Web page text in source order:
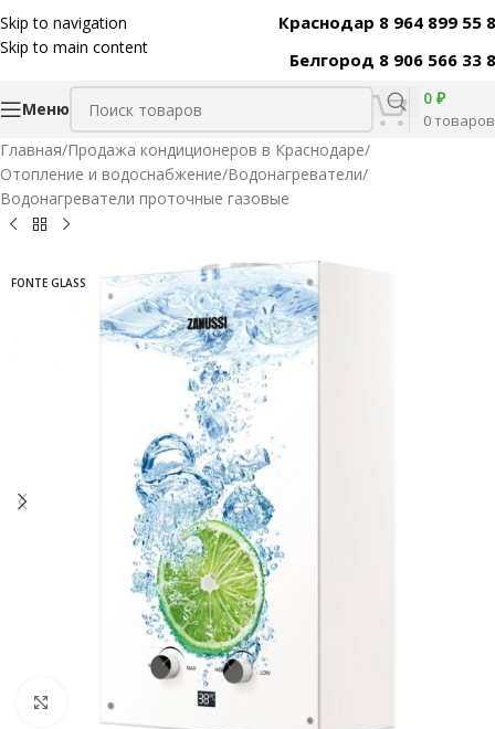
Skip to navigation
Skip to main content
Краснодар 8 964 899 55
Белгород 8 906 566 33
Меню
0товаров
0 ₽
Главная/Продажа кондиционеров в Краснодаре/
Отопление и водоснабжение/Водонагреватели/
Водонагреватели проточные газовые
Код товара:30501
FONTE GLASS
Нажмите, чтобы увеличить